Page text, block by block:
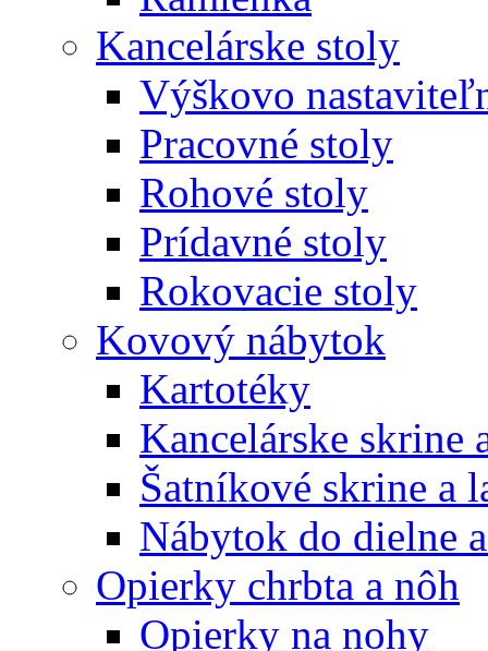
Kancelárske stoly
Výškovo
Pracovné stoly
Rohové stoly
Prídavné stoly
Rokovacie stoly
Kovový nábytok
Kartotéky
Kancelárske skrine
Šatníkové skrine a
Nábytok do dielne
Opierky chrbta a nôh
Opierky na nohy